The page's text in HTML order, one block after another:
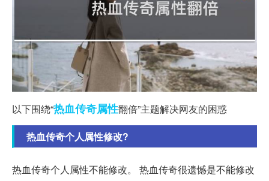
以下围绕“热血传奇属性翻倍”主题解决网友的困惑
热血传奇个人属性修改?
热血传奇个人属性不能修改。 热血传奇很遗憾是不能修改